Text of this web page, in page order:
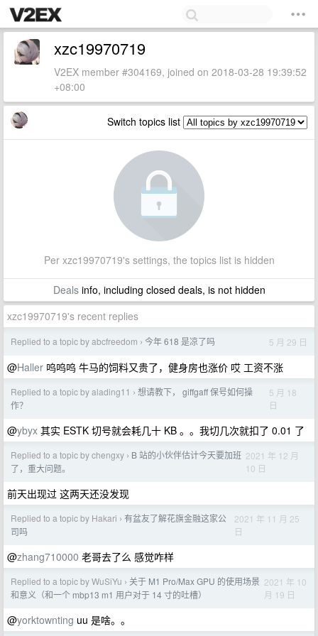
xzc19970719
V2EX member #304169, joined on 2018-03-28 19:39:52
+08:00
Switch topics list
Per xzc19970719's settings, the topics list is hidden
Dealsinfo, including closed deals, is not hidden
xzc19970719's recent replies
Replied to a topic by abcfreedom › 今年 618 是凉了吗 5 月 29 日
@Haller 呜呜呜 牛马的饲料又贵了，健身房也涨价 哎 工资不涨
Replied to a topic by alading11 › 想请教下， giffgaff 保号如何操
作？
5 月 18
日
@ybyx 其实 ESTK 切号就会耗几十 KB 。。我切几次就扣了 0.01 了
Replied to a topic by chengxy › B 站的小伙伴估计今天要加班
了，重大问题。
2021 年 12 月
10 日
前天出现过 这两天还没发现
Replied to a topic by Hakari › 有盆友了解花旗金融这家公
司吗
2021 年 11 月 25
日
@zhang710000 老哥去了么 感觉咋样
Replied to a topic by WuSiYu › 关于 M1 Pro/Max GPU 的使用场景
和意义（和一个 mbp13 m1 用户对于 14 寸的吐槽）
2021 年 10
月 19 日
@yorktownting uu 是啥。。